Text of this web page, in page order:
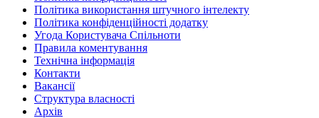
Політика використання штучного інтелекту
Політика конфіденційності додатку
Угода Користувача Спільноти
Правила коментування
Технічна інформація
Контакти
Вакансії
Структура власності
Архів